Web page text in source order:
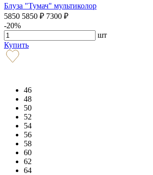
Блуза "Тумач" мультиколор
5850 5850 ₽ 7300 ₽
-20%
шт
Купить
46
48
50
52
54
56
58
60
62
64